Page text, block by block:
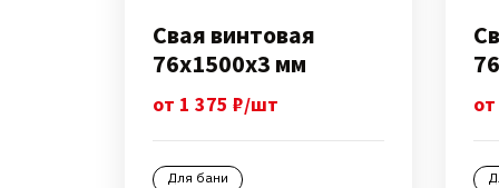
Свая винтовая
76х1500х3 мм
от 1 375 ₽/шт
Для бани